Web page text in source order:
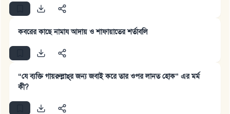
কবরের কাছে নামায আদায় ও শাফায়াতের শর্তাবলি
“যে ব্যক্তি গায়রুল্লাহ্‌র জন্য জবাই করে তার ওপর লানত হোক” এর মর্ম
কী?